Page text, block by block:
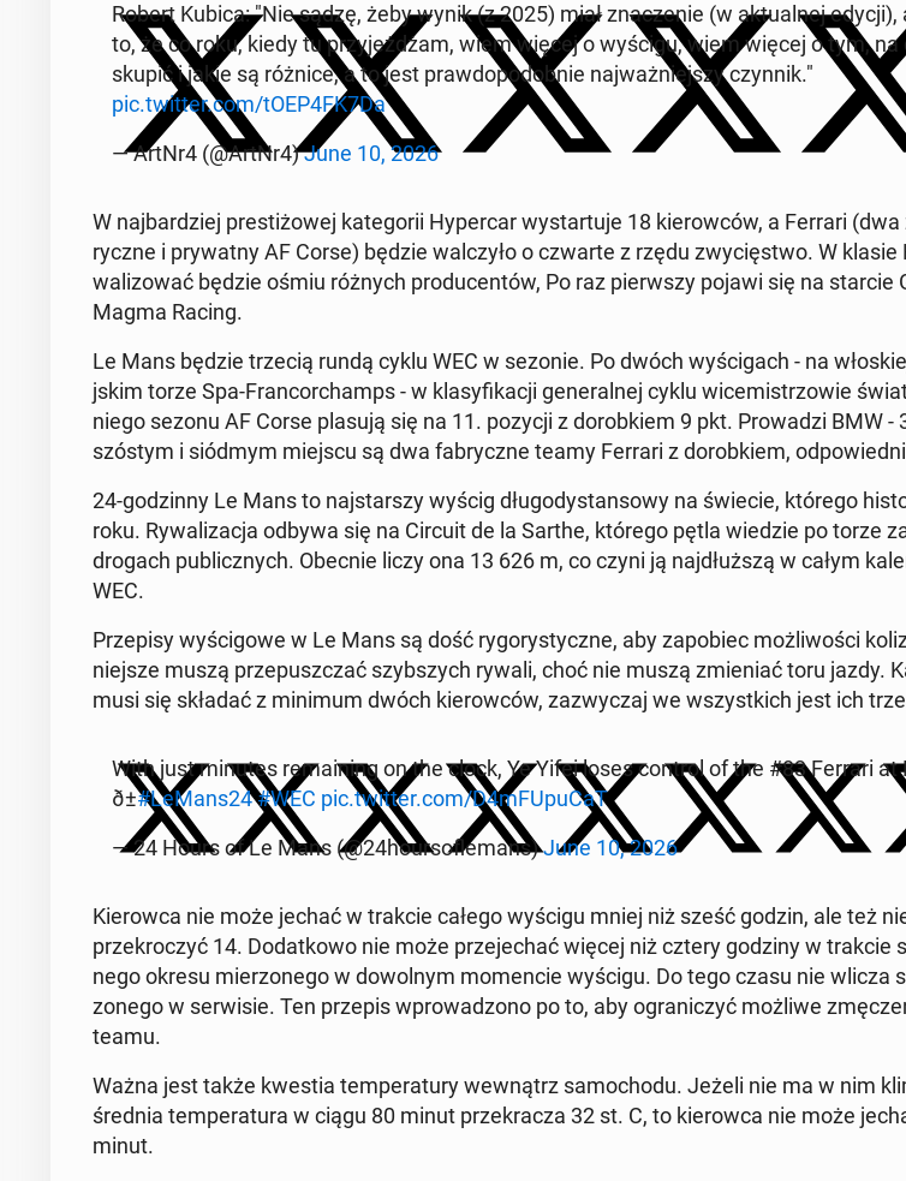
Robert Kubica: "Nie sądzę, żeby wynik (z 2025) miał znacze­nie (w ak­tu­al­nej edycji),
to, że co roku, kiedy tu przy­jeżdżam, wiem więcej o wyścigu, wiem więcej o tym, na
skupić i jakie są różnice, a to jest praw­dopodob­nie na­jważniejszy czynnik."
pic.twitter.com/tOEP4FK7Da
— ArtNr4 (@ArtNr4)June 10, 2026
W na­jbardziej prestiżowej kat­e­gorii Hy­per­car wys­tar­tu­je 18 kierow­ców, a Ferrari
ryczne i pry­wat­ny AF Corse) będzie wal­czyło o czwarte z rzędu zwycięst­wo. W
wal­i­zować będzie ośmiu różnych pro­du­cen­tów, Po raz pier­wszy pojawi się na starcie
Magma Racing.
Le Mans będzie trzecią rundą cyklu WEC w sezonie. Po dwóch wyś­ci­gach - na
jskim torze Spa-Fran­cor­champs - w klasy­fikacji gen­er­al­nej cyklu wicemistr­zowie
niego sezonu AF Corse plasują się na 11. pozycji z dorobkiem 9 pkt. Prowadzi BMW -
szóstym i siódmym miejscu są dwa fab­ryczne teamy Ferrari z dorobkiem,
24-godzin­ny Le Mans to na­js­tarszy wyścig dłu­godys­tan­sowy na świecie, którego
roku. Ry­wal­iza­c­ja odbywa się na Circuit de la Sarthe, którego pętla wiedzie po torze
drogach pub­licznych. Obecnie liczy ona 13 626 m, co czyni ją na­jdłuższą w całym
WEC.
Przepisy wyś­cigowe w Le Mans są dość ry­go­rysty­czne, aby za­po­biec możli­woś­ci
niejsze muszą prze­puszczać szyb­szych rywali, choć nie muszą zmieni­ać toru jazdy.
musi się składać z minimum dwóch kierow­ców, za­zwyczaj we wszys­t­kich jest ich
With just minutes re­main­ing on the clock, Ye Yifei loses control of the #83 Ferrari at
ð±#LeMans24#WEC pic.twitter.com/D4mFUpu­CaT
— 24 Hours of Le Mans (@24hour­sofle­mans)June 10, 2026
Kierow­ca nie może jechać w trakcie całego wyścigu mniej niż sześć godzin, ale też
przekroczyć 14. Do­datkowo nie może prze­jechać więcej niż cztery godziny w trakcie
nego okresu mier­zonego w dowol­nym mo­men­cie wyścigu. Do tego czasu nie wlicza
zonego w ser­wisie. Ten przepis wprowad­zono po to, aby ograniczyć możliwe
teamu.
Ważna jest także kwestia tem­per­atu­ry wewnątrz samo­chodu. Jeżeli nie ma w nim
średnia tem­per­atu­ra w ciągu 80 minut przekracza 32 st. C, to kierow­ca nie może
minut.